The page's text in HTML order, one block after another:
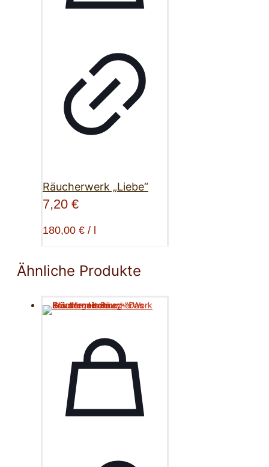
Räucherwerk „Liebe“
7,20 €
180,00 € /
Ähnliche Produkte